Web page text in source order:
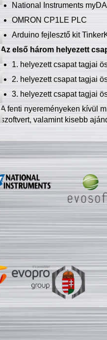
National Instruments
OMRON CP1LE PLC
Arduino fejlesztő kit
Az első három helyezett
1. helyezett csapat tagjai
2. helyezett csapat tagjai
3. helyezett csapat tagjai
A fenti nyereményeken kívül
szoftvert, valamint kisebb